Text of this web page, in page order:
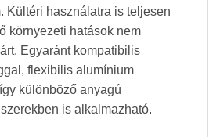
Kültéri használatra is teljesen
környezeti hatások nem
Egyaránt kompatibilis
flexibilis alumínium
különböző anyagú
is alkalmazható.